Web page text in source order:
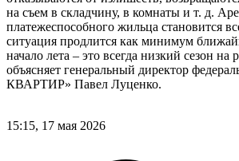
на съем в складчину, в комнаты и т. д.
платежеспособного жильца становится
ситуация продлится как минимум
начало лета – это всегда низкий сезон
объясняет генеральный директор
КВАРТИР» Павел Луценко.
15:15, 17 мая 2026